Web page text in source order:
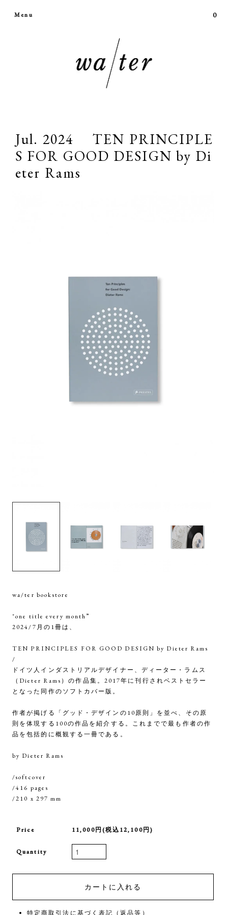
Menu 0
Jul. 2024 TEN PRINCIPLE
S FOR GOOD DESIGN by Di
eter Rams
wa/ter bookstore
"one title every month”
2024/7月の1冊は、
TEN PRINCIPLES FOR GOOD DESIGN by Dieter Rams
/
ドイツ人インダストリアルデザイナー、ディーター・ラムス
（Dieter Rams）の作品集。2017年に刊行されベストセラー
となった同作のソフトカバー版。
作者が掲げる「グッド・デザインの10原則」を並べ、その原
則を体現する100の作品を紹介する。これまでで最も作者の作
品を包括的に概観する一冊である。
by Dieter Rams
/softcover
/416 pages
/210 x 297 mm
Price 11,000円(税込12,100円)
Quantity
特定商取引法に基づく表記（返品等）